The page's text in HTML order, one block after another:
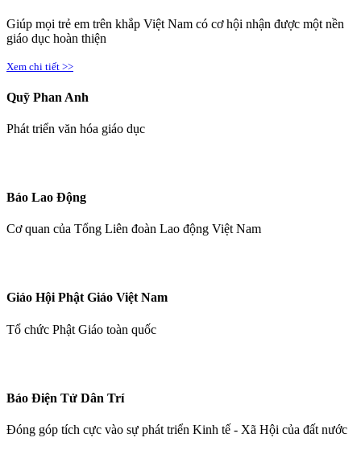
Giúp mọi trẻ em trên khắp Việt Nam có cơ hội nhận được một nền
giáo dục hoàn thiện
Xem chi tiết >>
Quỹ Phan Anh
Phát triển văn hóa giáo dục
Báo Lao Động
Cơ quan của Tổng Liên đoàn Lao động Việt Nam
Giáo Hội Phật Giáo Việt Nam
Tổ chức Phật Giáo toàn quốc
Báo Điện Tử Dân Trí
Đóng góp tích cực vào sự phát triển Kinh tế - Xã Hội của đất nước